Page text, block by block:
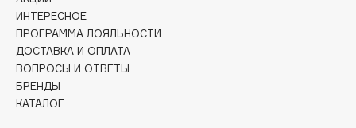
Collagenina
Consly
Corimo
CosRX
Cottolina
ИНТЕРЕСНОЕ
ПРОГРАММА ЛОЯЛЬНОСТИ
ДОСТАВКА И ОПЛАТА
ВОПРОСЫ И ОТВЕТЫ
БРЕНДЫ
КАТАЛОГ